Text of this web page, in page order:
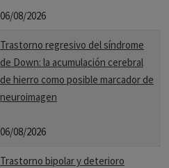
06/08/2026
Trastorno regresivo del síndrome
de Down: la acumulación cerebral
de hierro como posible marcador de
neuroimagen
06/08/2026
Trastorno bipolar y deterioro